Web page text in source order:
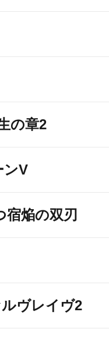
の章2
ンV
宿焔の双刃
ヴレイヴ2